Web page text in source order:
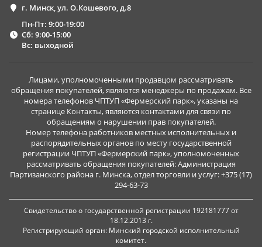
г. Минск, ул. О.Кошевого, д.8
Пн-Пт: 9:00-19:00
Сб: 9:00-15:00
Вс: выходной
Лицами, уполномоченными продавцом рассматривать
обращения покупателей, являются менеджеры по продажам. Все
номера телефонов ЧПТУП «Фермерский парк», указаны на
странице Контакты, являются контактами для связи по
обращениям о нарушении прав покупателей.
Номер телефона работников местных исполнительных и
распорядительных органов по месту государственной
регистрации ЧПТУП «Фермерский парк», уполномоченных
рассматривать обращения покупателей: Администрация
Партизанского района г. Минска, отдел торговли и услуг: +375 (17)
294-63-73
Свидетельство о государственной регистрации 192181777 от
18.12.2013 г.
Регистрирующий орган: Минский городской исполнительный
комитет.